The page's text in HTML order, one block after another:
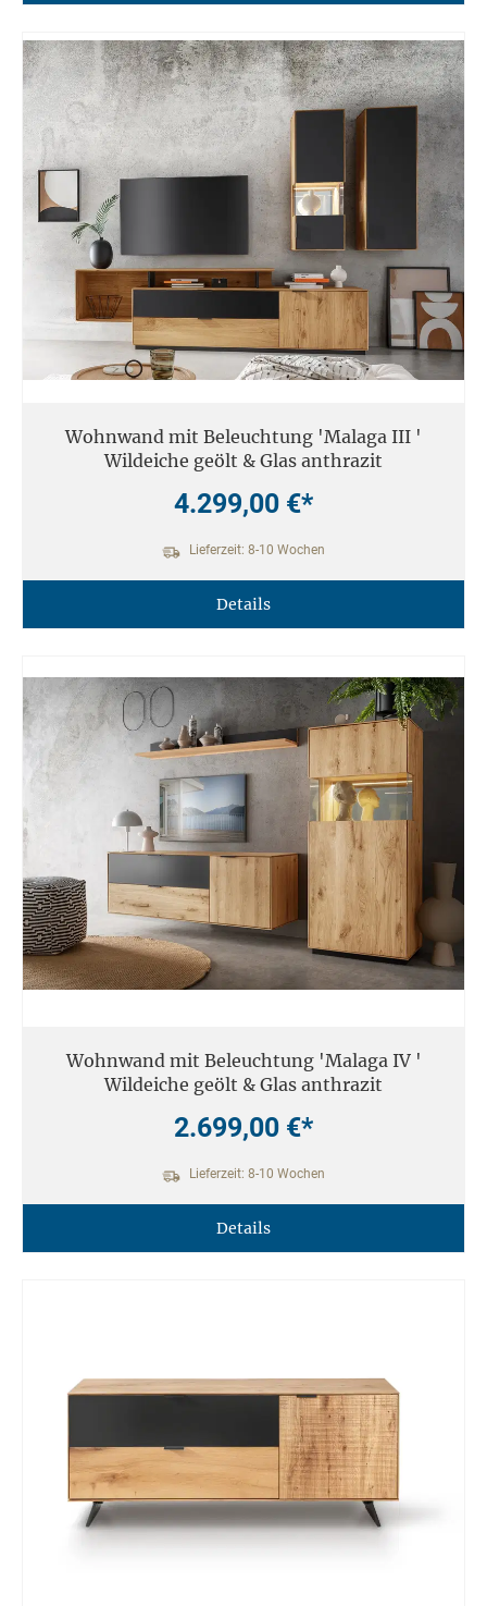
Wohnwand mit Beleuchtung 'Malaga III '
Wildeiche geölt & Glas anthrazit
4.299,00 €*
Lieferzeit: 8-10 Wochen
Details
Wohnwand mit Beleuchtung 'Malaga IV '
Wildeiche geölt & Glas anthrazit
2.699,00 €*
Lieferzeit: 8-10 Wochen
Details